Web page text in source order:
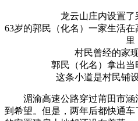
龙云山庄内设置
63岁的郭民（化名）一家生活
里
村民曾经的家
郭民（化名）拿出
这条小道是村民铺
湄渝高速公路穿过莆田市
到希望。但是，两年后都快通